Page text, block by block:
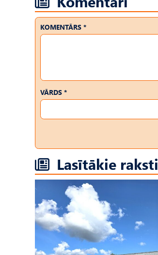
KOMENTĀRS *
VĀRDS *
Lasītākie raksti